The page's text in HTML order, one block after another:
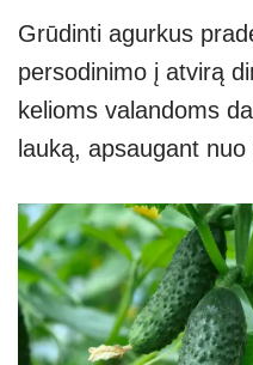
Grūdinti agurkus
persodinimo į atvirą
kelioms valandoms
lauką, apsaugant